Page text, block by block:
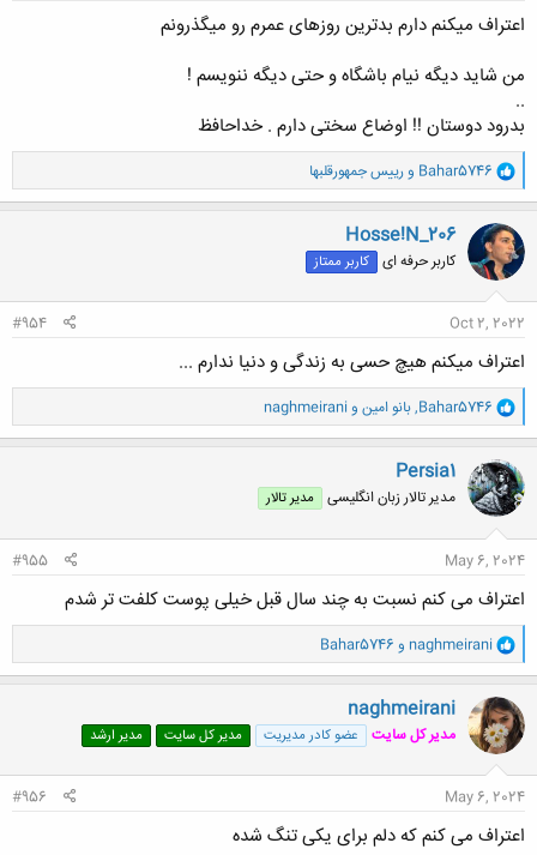
اعتراف میکنم دارم بدترین روزهای عمرم رو میگذرونم
من شاید دیگه نیام باشگاه و حتی دیگه ننویسم !
..
بدرود دوستان !! اوضاع سختی دارم . خداحافظ
و
ا
ک
ن
ش
ه
ا
Bahar5746 و رییس جمهورقلبها
Hosse!N_206
کاربر حرفه ای کاربر ممتاز
Oct 2, 2022
#954
اعتراف میکنم هیچ حسی به زندگی و دنیا ندارم ...
و
ا
ک
ن
ش
ه
ا
Bahar5746
,بانو امین و naghmeirani
Persia1
مدیر تالار زبان انگلیسی مدیر تالار
May 6, 2024
#955
اعتراف می کنم نسبت به چند سال قبل خیلی پوست کلفت تر شدم
و
ا
ک
ن
ش
ه
ا
naghmeirani و Bahar5746
naghmeirani
مدیر کل سایت عضو کادر مدیریت مدیر کل سایت مدیر ارشد
May 6, 2024
#956
اعتراف می کنم که دلم برای یکی تنگ شده